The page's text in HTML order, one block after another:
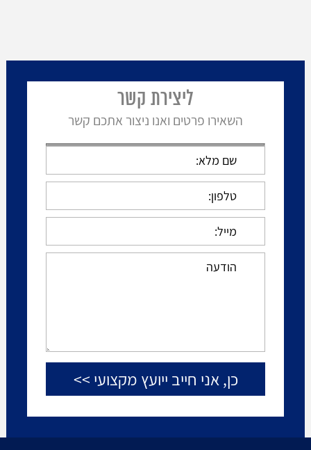
ליצירת קשר
השאירו פרטים ואנו ניצור אתכם קשר